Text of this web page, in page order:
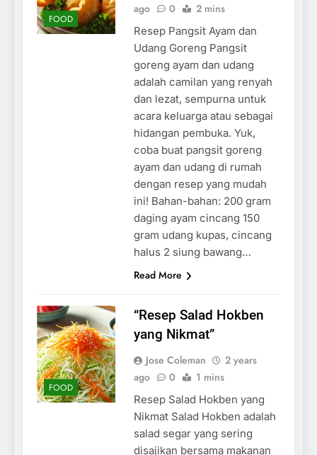
FOOD
ago
0 2 mins
Resep Pangsit Ayam dan
Udang Goreng Pangsit
goreng ayam dan udang
adalah camilan yang renyah
dan lezat, sempurna untuk
acara keluarga atau sebagai
hidangan pembuka. Yuk,
coba buat pangsit goreng
ayam dan udang di rumah
dengan resep yang mudah
ini! Bahan-bahan: 200 gram
daging ayam cincang 150
gram udang kupas, cincang
halus 2 siung bawang…
Read More
FOOD
“Resep Salad Hokben
yang Nikmat”
Jose Coleman
2 years
ago
0 1 mins
Resep Salad Hokben yang
Nikmat Salad Hokben adalah
salad segar yang sering
disajikan bersama makanan